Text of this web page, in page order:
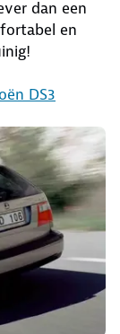
dan een
en
DS3